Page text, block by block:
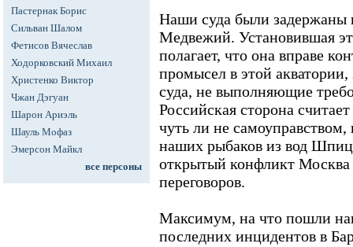
Пастернак Борис
Сильван Шалом
Фетисов Вячеслав
Ходорковский Михаил
Христенко Виктор
Чжан Дэгуан
Шарон Ариэль
Шауль Мофаз
Эмерсон Майкл
все персоны
Наши суда были задержаны
Медвежий. Установившая
полагает, что она вправе
промысел в этой
суда, не выполняющие
Российская сторона
чуть ли не
наших рыбаков из вод
открытый конфликт Москва
переговоров.
Максимум, на что пошли
последних инцидентов в